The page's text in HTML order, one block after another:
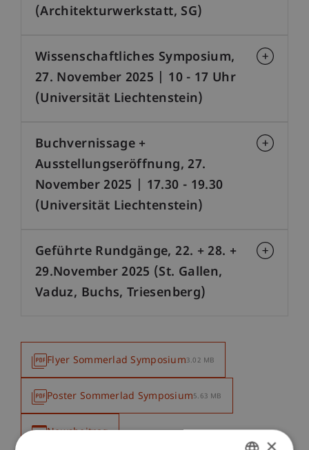
(Architekturwerkstatt, SG)
Wissenschaftliches Symposium,
27. November 2025 | 10 - 17 Uhr
(Universität Liechtenstein)
Buchvernissage +
Ausstellungseröffnung, 27.
November 2025 | 17.30 - 19.30
(Universität Liechtenstein)
Geführte Rundgänge, 22. + 28. +
29.November 2025 (St. Gallen,
Vaduz, Buchs, Triesenberg)
Flyer Sommerlad Symposium3.02 MB
Poster Sommerlad Symposium5.63 MB
Newsbeitrag